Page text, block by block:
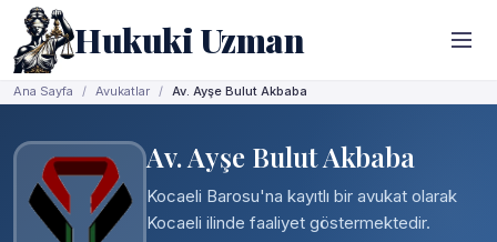
Hukuki Uzman
Ana Sayfa Avukatlar Av. Ayşe Bulut Akbaba
Av. Ayşe Bulut Akbaba
Kocaeli Barosu'na kayıtlı bir avukat olarak
Kocaeli ilinde faaliyet göstermektedir.